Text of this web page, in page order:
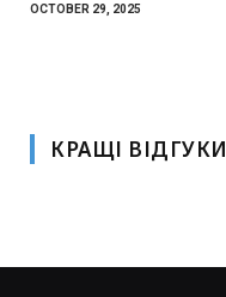
OCTOBER 29, 2025
КРАЩІ ВІДГУКИ